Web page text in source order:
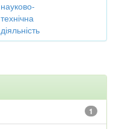
науково-
технічна
діяльність
1